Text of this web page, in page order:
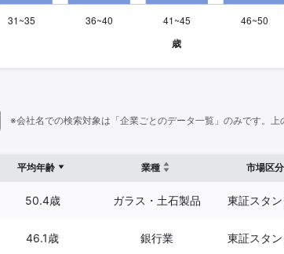
※会社名での検索対象は「企業ごとのデータ一覧」のみです。上
平均年齢 業種 市場区分
50.4歳 ガラス・土石製品 東証スタ
46.1歳 銀行業 東証スタ